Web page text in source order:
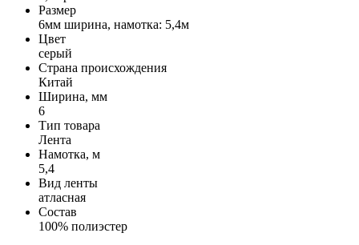
Размер
6мм ширина, намотка: 5,4м
Цвет
серый
Страна происхождения
Китай
Ширина, мм
6
Тип товара
Лента
Намотка, м
5,4
Вид ленты
атласная
Состав
100% полиэстер